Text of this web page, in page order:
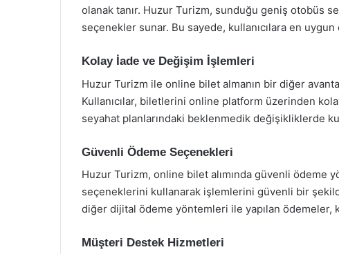
olanak tanır. Huzur Turizm, sunduğu geniş otobüs
seçenekler sunar. Bu sayede, kullanıcılara en
Kolay İade ve Değişim İşlemleri
Huzur Turizm ile online bilet almanın bir diğer
Kullanıcılar, biletlerini online platform üzerinden
seyahat planlarındaki beklenmedik değişikliklerde
Güvenli Ödeme Seçenekleri
Huzur Turizm, online bilet alımında güvenli ödeme
seçeneklerini kullanarak işlemlerini güvenli bir
diğer dijital ödeme yöntemleri ile yapılan ödemeler,
Müşteri Destek Hizmetleri